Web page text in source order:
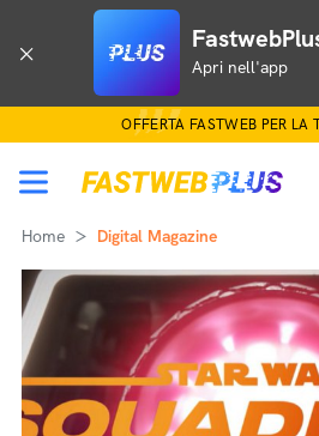
Apri nell'app
OFFERTA FASTWEB PER LA
Home Digital Magazine